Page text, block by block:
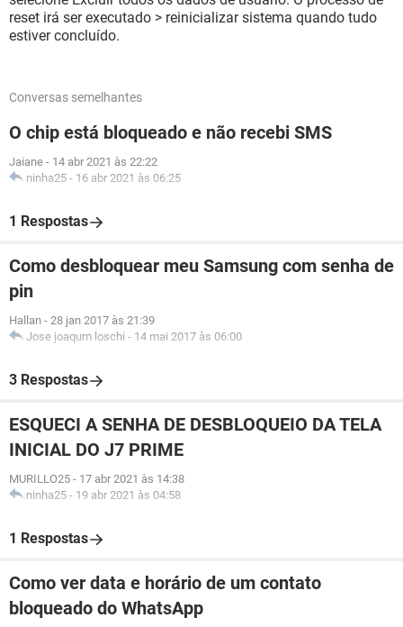
reset irá ser executado > reinicializar sistema quando tudo
estiver concluído.
Conversas semelhantes
O chip está bloqueado e não recebi SMS
Jaiane - 14 abr 2021 às 22:22
ninha25 - 16 abr 2021 às 06:25
1 Respostas
Como desbloquear meu Samsung com senha de
pin
Hallan - 28 jan 2017 às 21:39
Jose joaqum loschi - 14 mai 2017 às 06:00
3 Respostas
ESQUECI A SENHA DE DESBLOQUEIO DA TELA
INICIAL DO J7 PRIME
MURILLO25 - 17 abr 2021 às 14:38
ninha25 - 19 abr 2021 às 04:58
1 Respostas
Como ver data e horário de um contato
bloqueado do WhatsApp